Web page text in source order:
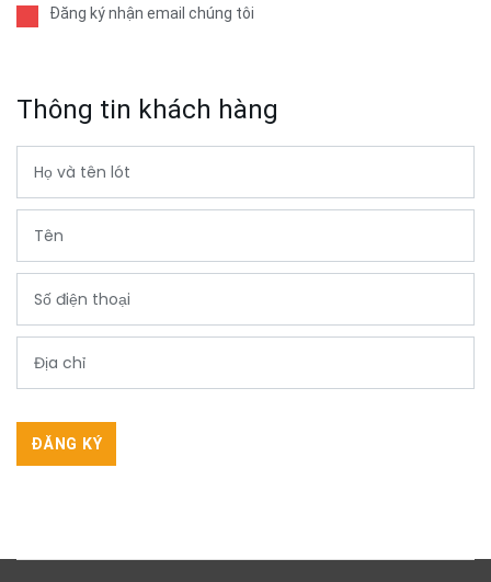
Đăng ký nhận email chúng tôi
Thông tin khách hàng
ĐĂNG KÝ